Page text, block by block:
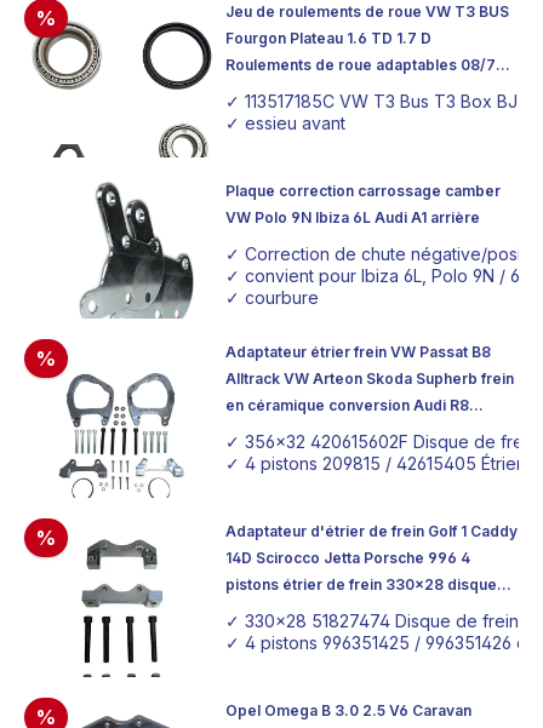
%
Jeu de roulements de roue VW T3 BUS
Fourgon Plateau 1.6 TD 1.7 D
Roulements de roue adaptables 08/79-
07/83
✓ 113517185C VW T3 Bus T3 Box BJ
✓ essieu avant
Plaque correction carrossage camber
VW Polo 9N Ibiza 6L Audi A1 arrière
✓ Correction de chute négative/
✓ convient pour Ibiza 6L, Polo 9N / 6R/
✓ courbure
%
Adaptateur étrier frein VW Passat B8
Alltrack VW Arteon Skoda Supherb frein
en céramique conversion Audi R8
disque frein 356x32 étrier frein 4-piston
✓ 356x32 420615602F Disque de frein
✓ 4 pistons 209815 / 42615405 Étrier
%
Adaptateur d'étrier de frein Golf 1 Caddy
14D Scirocco Jetta Porsche 996 4
pistons étrier de frein 330x28 disque
de frein Tuning Adapter
✓ 330x28 51827474 Disque de frein
✓ 4 pistons 996351425 / 996351426
%
Opel Omega B 3.0 2.5 V6 Caravan